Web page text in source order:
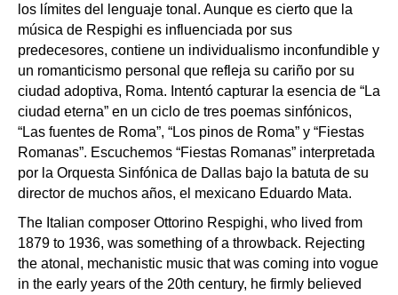
los límites del lenguaje tonal. Aunque es cierto que la
música de Respighi es influenciada por sus
predecesores, contiene un individualismo inconfundible y
un romanticismo personal que refleja su cariño por su
ciudad adoptiva, Roma. Intentó capturar la esencia de “La
ciudad eterna” en un ciclo de tres poemas sinfónicos,
“Las fuentes de Roma”, “Los pinos de Roma” y “Fiestas
Romanas”. Escuchemos “Fiestas Romanas” interpretada
por la Orquesta Sinfónica de Dallas bajo la batuta de su
director de muchos años, el mexicano Eduardo Mata.
The Italian composer Ottorino Respighi, who lived from
1879 to 1936, was something of a throwback. Rejecting
the atonal, mechanistic music that was coming into vogue
in the early years of the 20th century, he firmly believed